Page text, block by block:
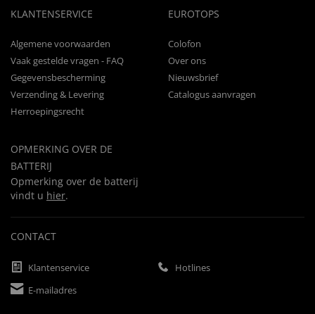
KLANTENSERVICE
Algemene voorwaarden
Vaak gestelde vragen - FAQ
Gegevensbescherming
Verzending & Levering
Herroepingsrecht
OPMERKING OVER DE
BATTERIJ
Opmerking over de batterij
vindt u hier.
EUROTOPS
Colofon
Over ons
Nieuwsbrief
Catalogus aanvragen
CONTACT
Klantenservice
Hotlines
E-mailadres